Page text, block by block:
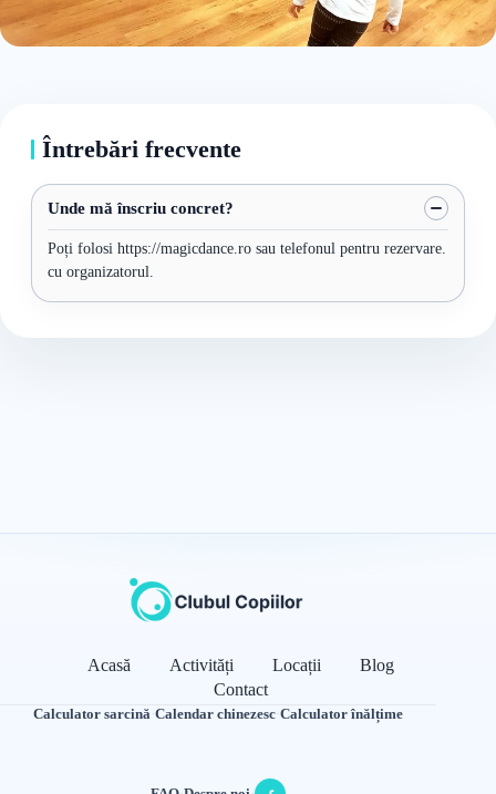
Întrebări frecvente
Unde mă înscriu concret?
Poți folosi https://magicdance.ro sau telefonul pentru rezervare.
cu organizatorul.
Acasă Activități Locații
Blog
Contact
Calculator sarcină·Calendar chinezesc·Calculator înălțime